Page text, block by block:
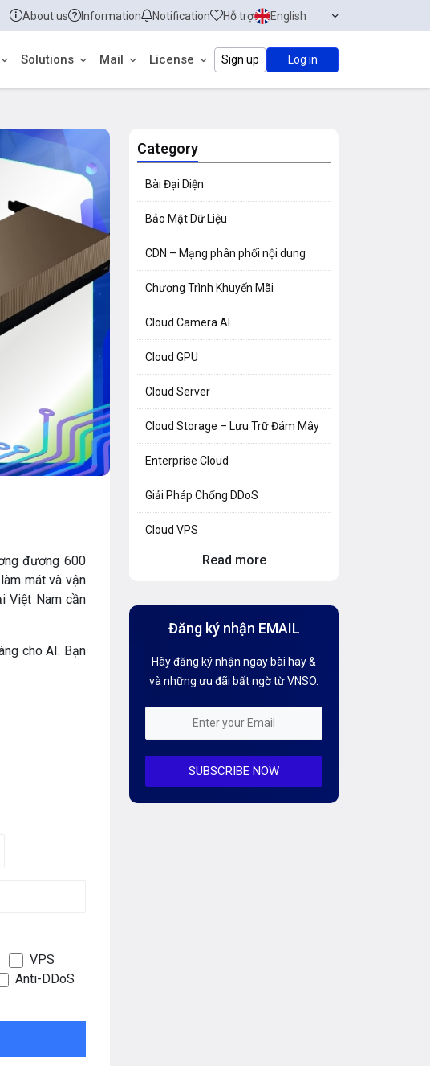
About us Information Notification Hỗ trợ English
Solutions Mail License Sign up Log in
đương 600
mát và vận
Việt Nam cần
cho AI. Bạn
VPS
Anti-DDoS
Category
Bài Đại Diện
Bảo Mật Dữ Liệu
CDN – Mạng phân phối nội dung
Chương Trình Khuyến Mãi
Cloud Camera AI
Cloud GPU
Cloud Server
Cloud Storage – Lưu Trữ Đám Mây
Enterprise Cloud
Giải Pháp Chống DDoS
Cloud VPS
Hosting Knowledge
Hướng dẫn Tên miền
Kiến thức AI
Mỗi tuần 01 Server
Server AI
Server Dedicated (Máy chủ riêng)
Read more
Đăng ký nhận EMAIL
Hãy đăng ký nhận ngay bài hay &
và những ưu đãi bất ngờ từ VNSO.
SUBSCRIBE NOW